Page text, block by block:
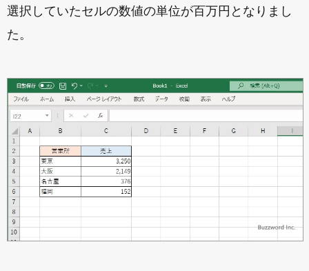
選択していたセルの数値の単位が百万円となりまし
た。